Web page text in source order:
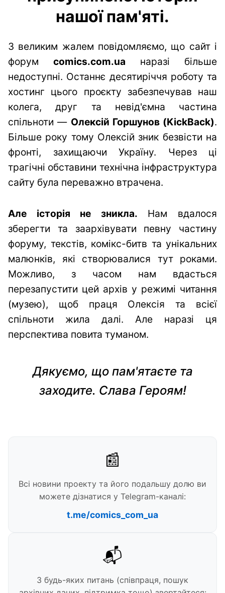
нашої пам'яті.
З великим жалем повідомляємо, що сайт і
форум comics.com.ua наразі більше
недоступні. Останнє десятиріччя роботу та
хостинг цього проєкту забезпечував наш
колега, друг та невід'ємна частина
спільноти — Олексій Горшунов (KickBack).
Більше року тому Олексій зник безвісти на
фронті, захищаючи Україну. Через ці
трагічні обставини технічна інфраструктура
сайту була переважно втрачена.
Але історія не зникла. Нам вдалося
зберегти та заархівувати певну частину
форуму, текстів, комікс-битв та унікальних
малюнків, які створювалися тут роками.
Можливо, з часом нам вдасться
перезапустити цей архів у режимі читання
(музею), щоб праця Олексія та всієї
спільноти жила далі. Але наразі ця
перспектива повита туманом.
Дякуємо, що пам'ятаєте та
заходите. Слава Героям!
📰
Всі новини проекту та його подальшу долю ви
можете дізнатися у Telegram-каналі:
t.me/comics_com_ua
📬
З будь-яких питань (співпраця, пошук